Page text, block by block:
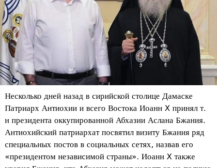
Несколько дней назад в сирийской столице Дамаске
Патриарх Антиохии и всего Востока Иоанн X принял т.
н президента оккупированной Абхазии Аслана Бжания.
Антиохийский патриархат посвятил визиту Бжания ряд
специальных постов в социальных сетях, назвав его
«президентом независимой страны». Иоанн X также